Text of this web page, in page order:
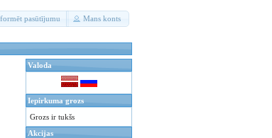
pasūtījumu Mans konts
Valoda
Iepirkuma grozs
Grozs ir tukšs
Akcijas